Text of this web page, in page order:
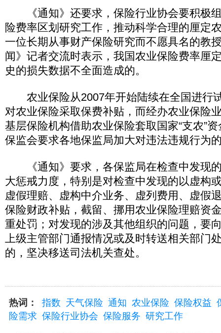
《通知》还要求，保险行业协会要积极
险费率区划研究工作，推动科学合理的厘定
一位长期从事财产保险研究而不愿具名的教
闻》记者交流时表示，我国农业保险费率厘
史的损失数据不全面造成的。
农业保险从2007年开始陆续在全国进行
对农业保险采取保费补贴，而经办农业保险
基层保险机构借助农业保险套取国家“支农”
保监会要求各地保监局加大对违法违规行为
《通知》要求，各保监局在检查中发现
大惩戒力度，特别是对检查中发现的以虚构
虚假理赔、虚构中介业务、虚列费用、虚假
保险财政补贴，截留、挪用农业保险理赔资
重处罚；对发现的涉及其他组织的问题，要
上级主管部门通报情况或及时转送相关部门
的，坚决移送司法机关查处。
热词： 指数 天气保险 通知 农业保险 保险权益
险需求 保险行业协会 保险服务 研究工作